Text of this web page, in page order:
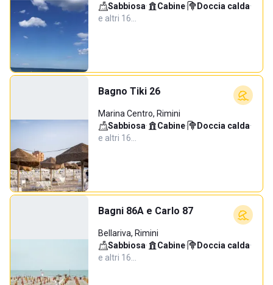
Sabbiosa· Cabine· Doccia calda·
e altri 16…
Bagno Tiki 26
Marina Centro, Rimini
Sabbiosa· Cabine· Doccia calda·
e altri 16…
Bagni 86A e Carlo 87
Bellariva, Rimini
Sabbiosa· Cabine· Doccia calda·
e altri 16…